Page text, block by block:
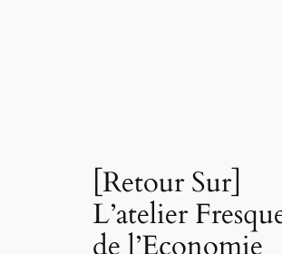
[Retour Sur]
L’atelier
de l’Economie